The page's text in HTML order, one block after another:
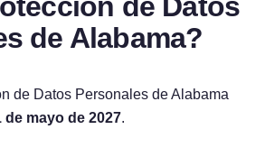
de Alabama?
de Datos Personales de Alabama
de mayo de 2027.